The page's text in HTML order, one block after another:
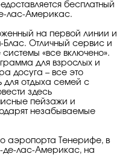
бесплатный
лас-Америкас.
на первой линии и
Отличный сервис и
«все включено».
для взрослых и
досуга – все это
для отдыха семей с
здесь
пейзажи и
незабываемые
аэропорта Тенерифе, в
де-лас-Америкас, на